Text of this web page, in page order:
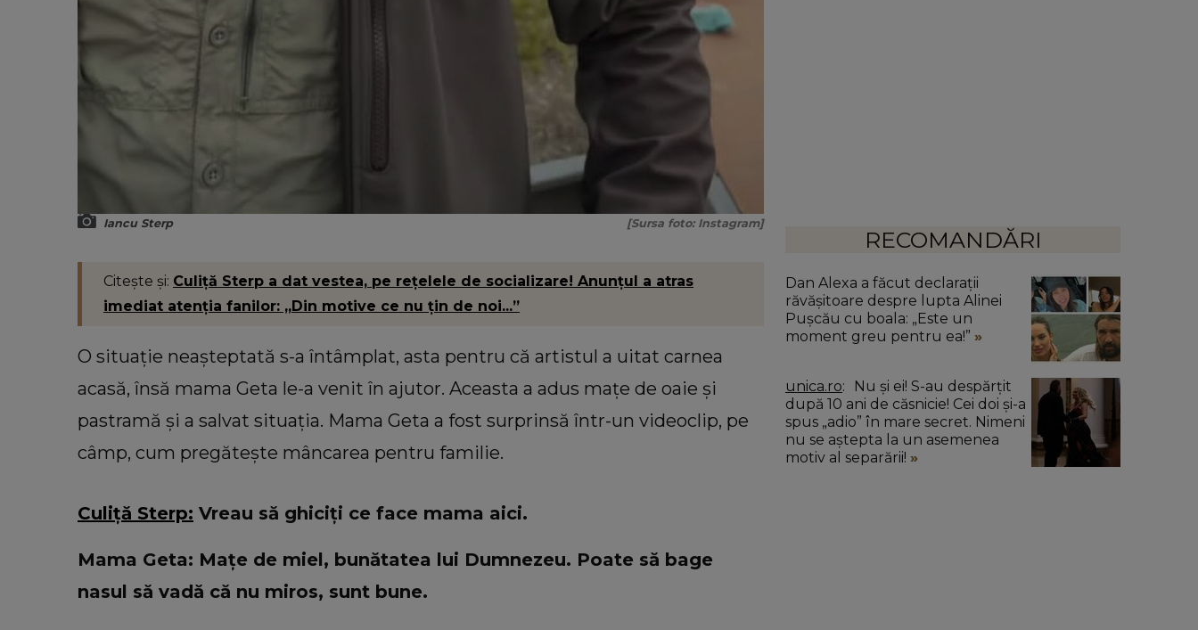
Iancu Sterp [Sursa foto: Instagram]
Citește și: Culiță Sterp a dat vestea, pe rețelele de socializare! Anunțul a atras
imediat atenția fanilor: „Din motive ce nu țin de noi...”
O situație neașteptată s-a întâmplat, asta pentru că artistul a uitat carnea
acasă, însă mama Geta le-a venit în ajutor. Aceasta a adus mațe de oaie și
pastramă și a salvat situația. Mama Geta a fost surprinsă într-un videoclip, pe
câmp, cum pregătește mâncarea pentru familie.
Culiță Sterp: Vreau să ghiciți ce face mama aici.
Mama Geta: Mațe de miel, bunătatea lui Dumnezeu. Poate să bage
nasul să vadă că nu miros, sunt bune.
RECOMANDĂRI
Dan Alexa a făcut declarații
răvășitoare despre lupta Alinei
Pușcău cu boala: „Este un
moment greu pentru ea!”
unica.ro
după 10 ani de căsnicie! Cei doi și-a
spus „adio” în mare secret. Nimeni
nu se aștepta la un asemenea
motiv al separării!